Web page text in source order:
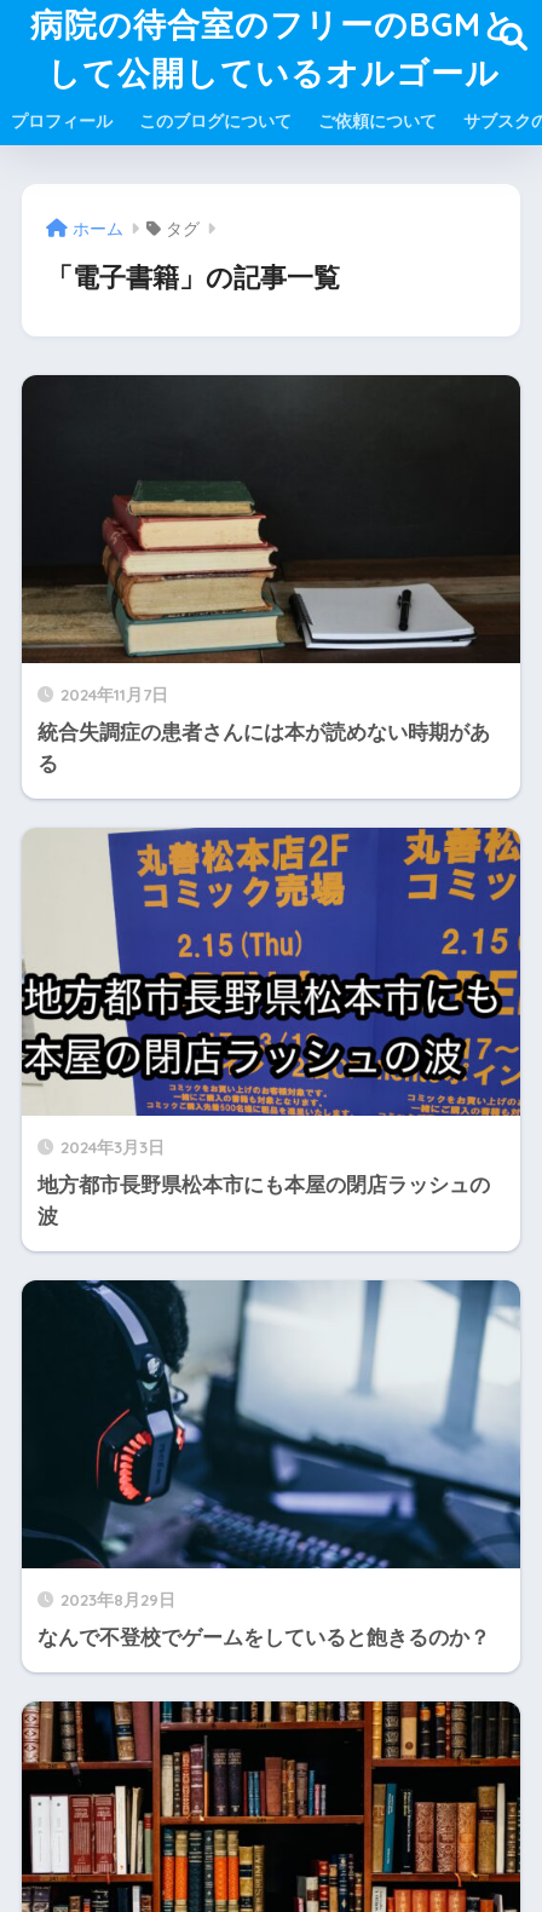
病院の待合室のフリーのBGMと
して公開しているオルゴール
プロフィール このブログについて ご依頼について サブスク
ホーム タグ
「電子書籍」の記事一覧
2024年11月7日
統合失調症の患者さんには本が読めない時期があ
る
2024年3月3日
地方都市長野県松本市にも本屋の閉店ラッシュの
波
2023年8月29日
なんで不登校でゲームをしていると飽きるのか？